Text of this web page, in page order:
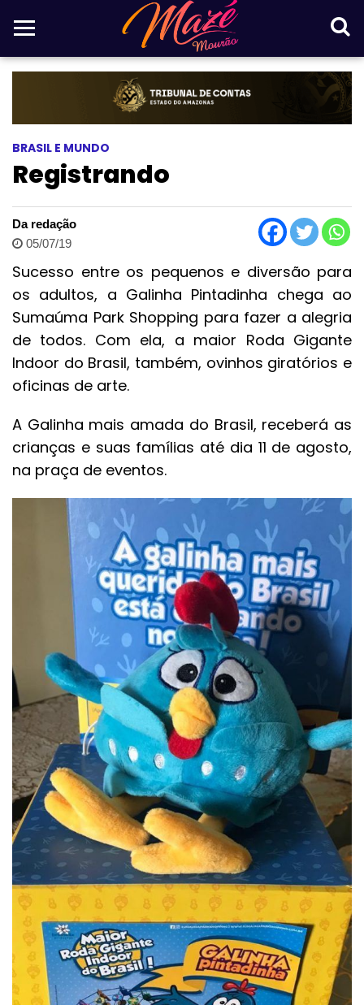
BRASIL E MUNDO
Registrando
Da redação
05/07/19
Sucesso entre os pequenos e diversão para
os adultos, a Galinha Pintadinha chega ao
Sumaúma Park Shopping para fazer a alegria
de todos. Com ela, a maior Roda Gigante
Indoor do Brasil, também, ovinhos giratórios e
oficinas de arte.
A Galinha mais amada do Brasil, receberá as
crianças e suas famílias até dia 11 de agosto,
na praça de eventos.